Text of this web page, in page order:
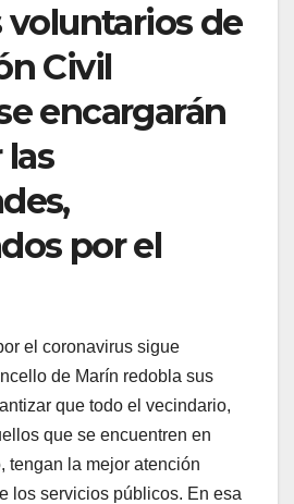
voluntarios de
Civil
encargarán
por el
el coronavirus sigue
de Marín redobla sus
que todo el vecindario,
que se encuentren en
tengan la mejor atención
los servicios públicos. En esa